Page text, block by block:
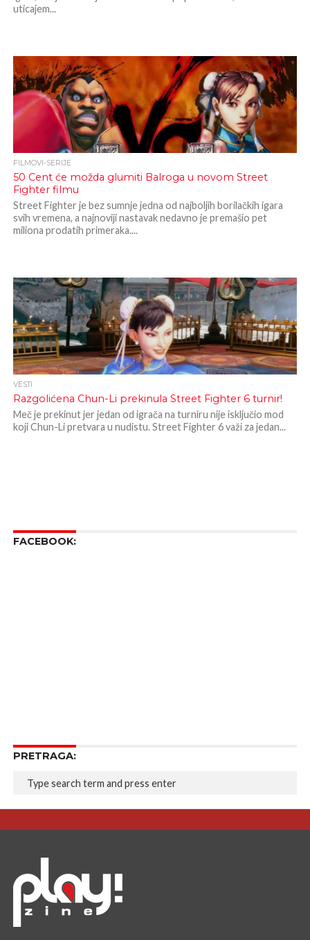
uticajem...
FILMOVI-SERIJE
50 Cent će možda glumiti Balroga u novom Street
Fighter filmu
Street Fighter je bez sumnje jedna od najboljih borilačkih igara
svih vremena, a najnoviji nastavak nedavno je premašio pet
miliona prodatih primeraka....
VESTI
Razgolićena Chun-Li prekinula Street Fighter 6 turnir!
Meč je prekinut jer jedan od igrača na turniru nije isključio mod
koji Chun-Li pretvara u nudistu. Street Fighter 6 važi za jedan...
FACEBOOK:
PRETRAGA: